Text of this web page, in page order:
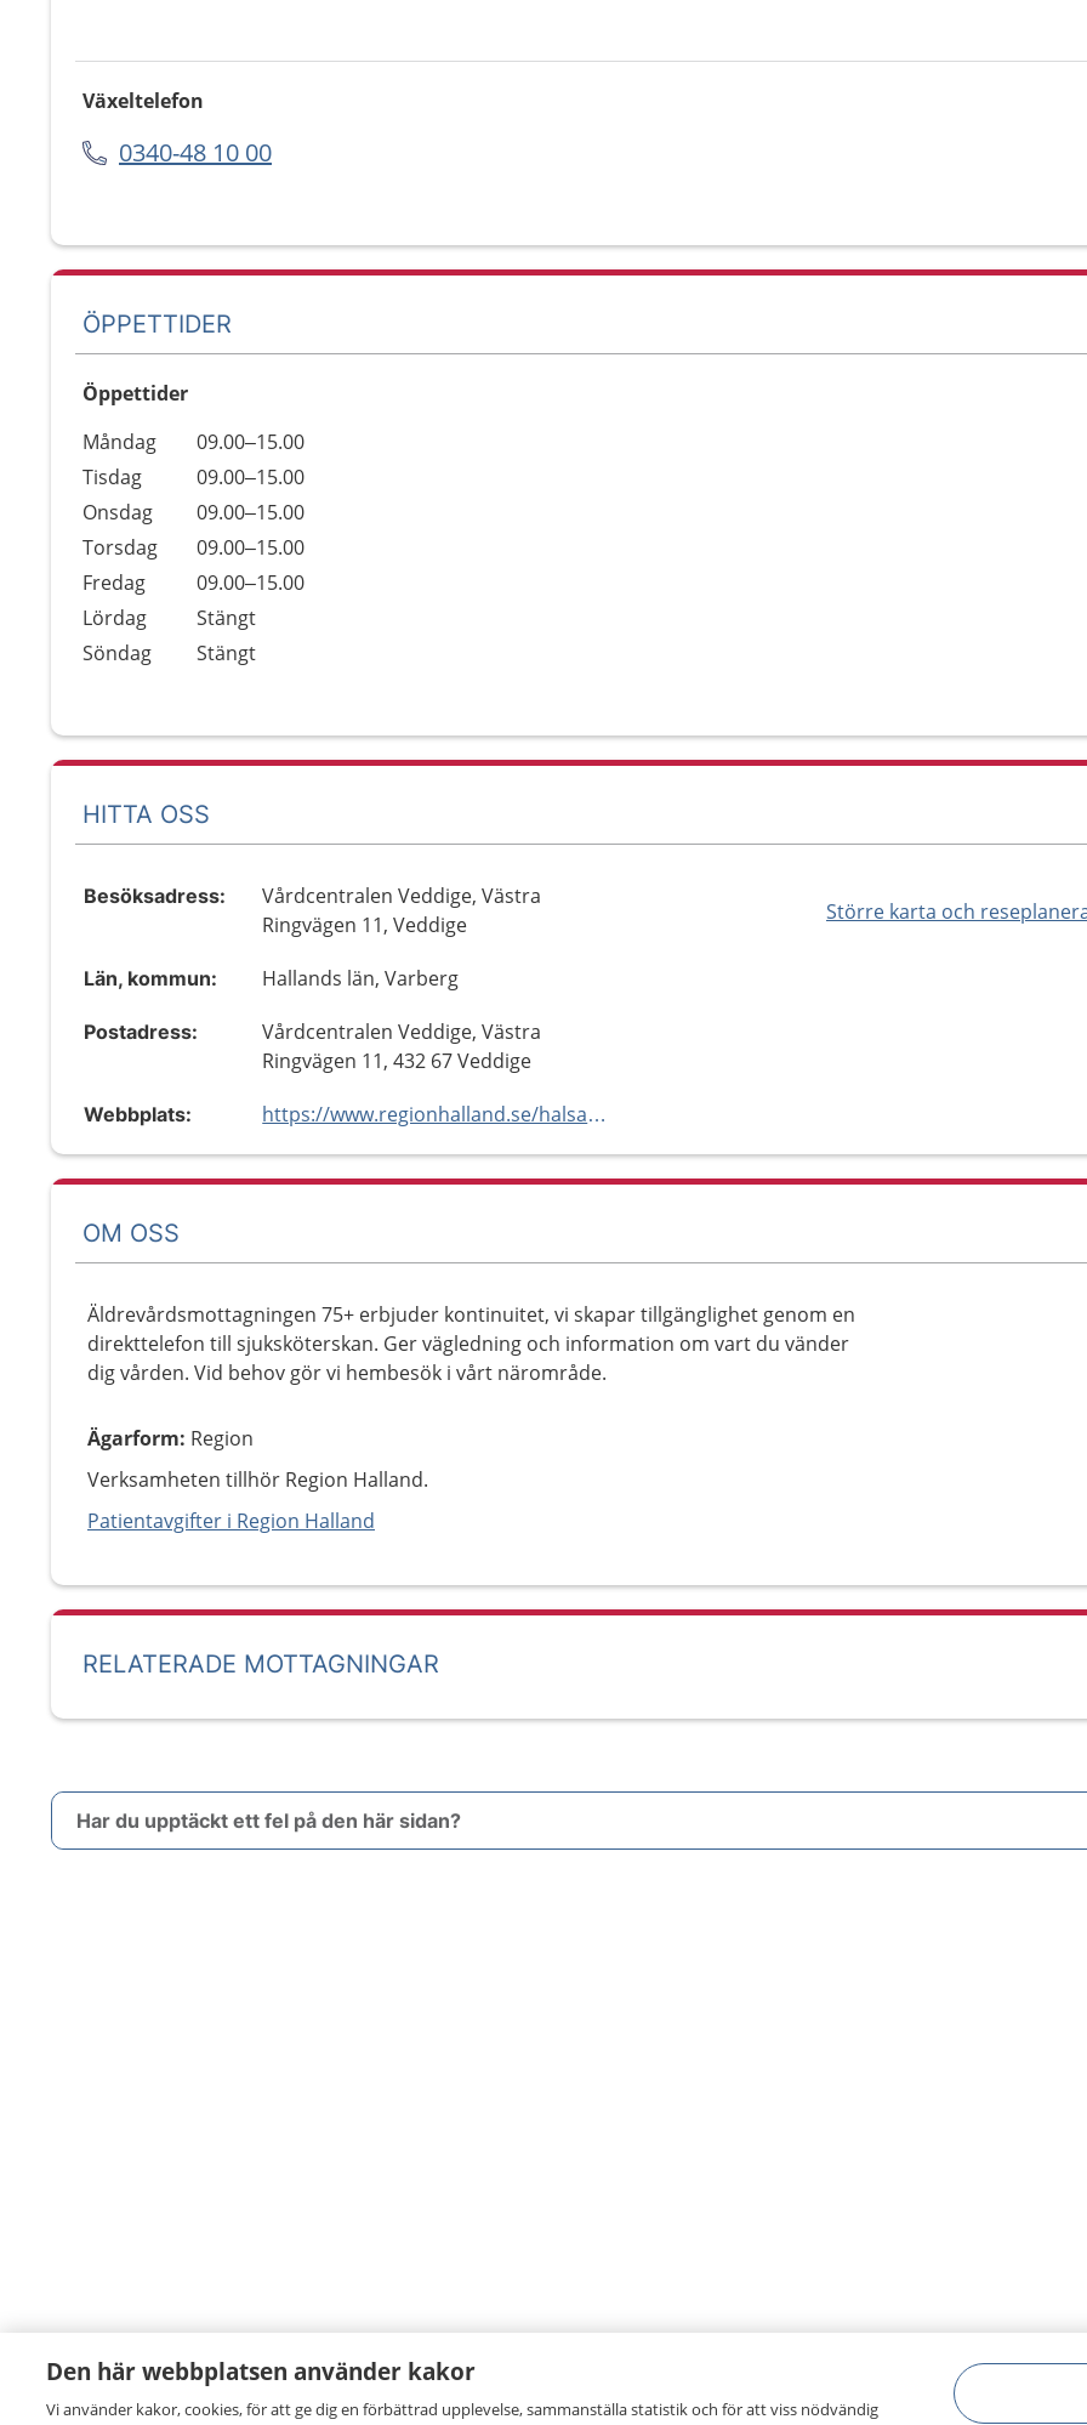
Växeltelefon
0340-48 10 00
ÖPPETTIDER
Öppettider
Dag
Öppettider
Kommentarer
Måndag
09.00–15.00
Tisdag
09.00–15.00
Onsdag
09.00–15.00
Torsdag
09.00–15.00
Fredag
09.00–15.00
Lördag
Stängt
Söndag
Stängt
HITTA OSS
Större karta och
Besöksadress:
Vårdcentralen Veddige, Västra
Ringvägen 11, Veddige
Län, kommun: Hallands län, Varberg
Postadress:
Vårdcentralen Veddige, Västra
Ringvägen 11, 432 67 Veddige
Webbplats: https://www.regionhalland.se/halsa-och-vard/vardcentralen-halland/
OM OSS
Äldrevårdsmottagningen 75+ erbjuder kontinuitet, vi skapar tillgänglighet genom en
direkttelefon till sjuksköterskan. Ger vägledning och information om vart du vänder
dig vården. Vid behov gör vi hembesök i vårt närområde.
Ägarform: Region
Verksamheten tillhör Region Halland.
Patientavgifter i Region Halland
RELATERADE MOTTAGNINGAR
Har du upptäckt ett fel på den här sidan?
Den här webbplatsen använder kakor
Vi använder kakor, cookies, för att ge dig en förbättrad upplevelse, sammanställa statistik och för att viss nödvändig